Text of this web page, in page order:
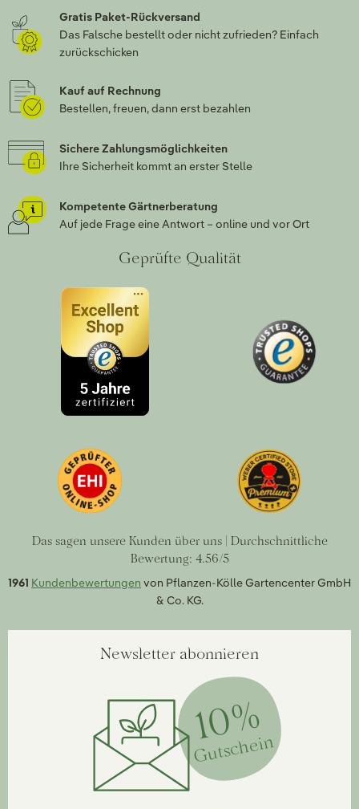
Gratis Paket-Rückversand
Das Falsche bestellt oder nicht zufrieden? Einfach
zurückschicken
Kauf auf Rechnung
Bestellen, freuen, dann erst bezahlen
Sichere Zahlungsmöglichkeiten
Ihre Sicherheit kommt an erster Stelle
Kompetente Gärtnerberatung
Auf jede Frage eine Antwort – online und vor Ort
Geprüfte Qualität
Das sagen unsere Kunden über uns | Durchschnittliche
Bewertung: 4.56/5
1961 Kundenbewertungen von Pflanzen-Kölle Gartencenter GmbH
& Co. KG.
Newsletter abonnieren
10%
Gutschein